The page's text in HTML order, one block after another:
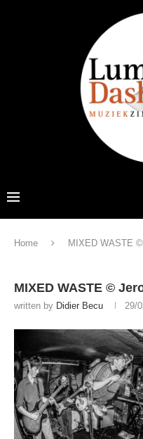
Home MIXED WASTE
MIXED WASTE ©
written by Didier Becu 29/